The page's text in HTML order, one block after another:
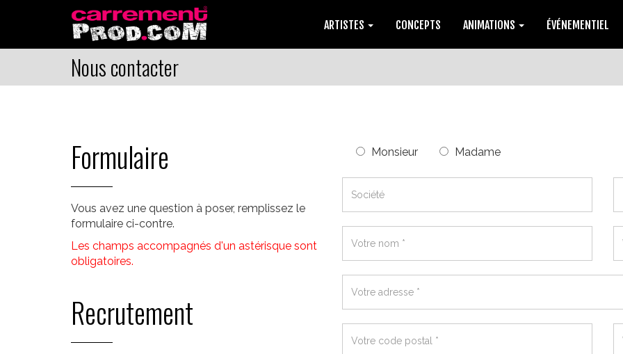
ARTISTES CONCEPTS ANIMATIONS ÉVÉNEMENTIEL
Nous contacter
Formulaire
Vous avez une question à poser, remplissez le
formulaire ci-contre.
Les champs accompagnés d'un astérisque sont
obligatoires.
Recrutement
Monsieur Madame
*
nom
*
*
adresse
*
code